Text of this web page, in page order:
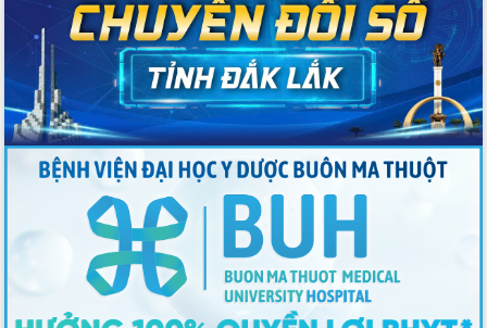
Nâng cao hiệu lực, hiệu quả HĐND
tỉnh thông qua hiện đại hóa hành chính
Xã Ea Phê gắn cải cách hành chính với
chuyển đổi số
Phó Chủ tịch Thường trực UBND tỉnh
Hồ Thị Nguyên Thảo làm việc tại Trung
tâm Phục vụ hành chính công xã Ea
Xây dựng nền hành chính số đồng
hành cùng nông dân dân, doanh nghiệp
Giai đoạn 2026-2030, Đắk Lắk phấn
đấu có 77% xã đạt chuẩn nông thôn